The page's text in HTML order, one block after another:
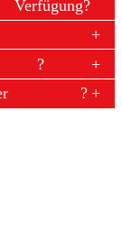
Verfügung?
?
?